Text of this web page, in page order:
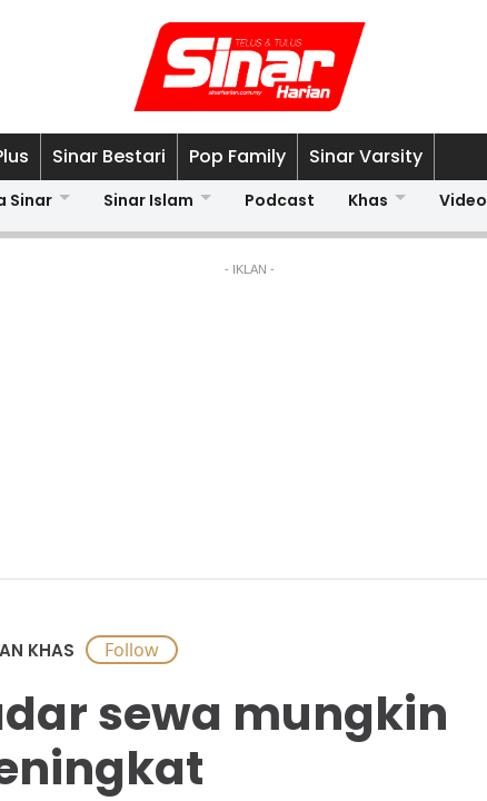
Sinar Bestari Pop Family Sinar Varsity
Sinar Sinar Islam Podcast Khas Video
- IKLAN -
KHAS
sewa mungkin